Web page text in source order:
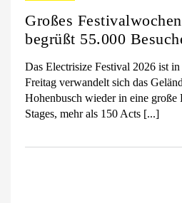
Großes
begrüßt 55.000
Das Electrisize Festival 2026 ist
Freitag verwandelt sich das
Hohenbusch wieder in eine große
Stages, mehr als 150 Acts [...]